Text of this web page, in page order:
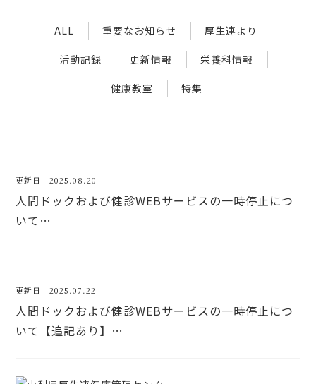
新型コロナウイルス対策
人間ドック 最新空き情報
館内3Dマップ
ALL 重要なお知らせ 厚生連より
活動記録 更新情報 栄養科情報
健康教室 特集
更新日 2025.08.20
人間ドックおよび健診WEBサービスの一時停止につ
いて…
更新日 2025.07.22
人間ドックおよび健診WEBサービスの一時停止につ
いて【追記あり】…